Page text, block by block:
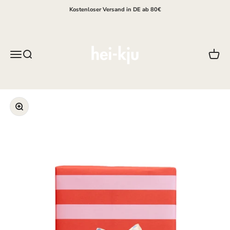
Kostenloser Versand in DE ab 80€
MenüSuche
Bild vergrößern